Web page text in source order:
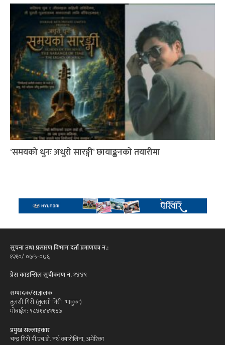
‘समयको धुनः अधुरो सारङ्गी’ छायाङ्कनको तयारीमा
सूचना तथा प्रसारण विभाग दर्ता प्रमाणपत्र न.:
१२१०/ ०७५-०७६
प्रेस काउन्सिल सूचीकरण नं.१४४९
सम्पादक/सञ्चालक
तुलसी गिरी (तुलसी गिरी 'भावुक')
मोबाईल: ९८४१४४११६७
प्रमुख सल्लाहकार
चन्द्र गिरी पी.एच.डी. नर्थ क्यारोलिना, अमेरिका